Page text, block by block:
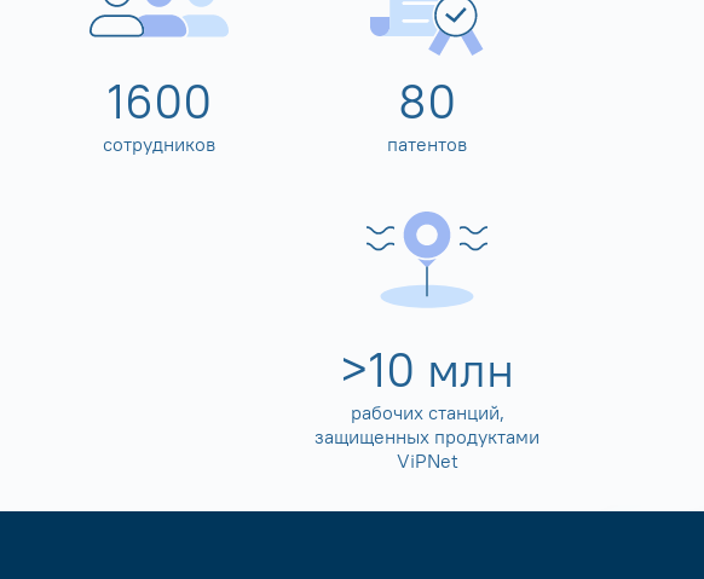
1600
сотрудников
80
патентов
>10 млн
рабочих станций,
защищенных продуктами
ViPNet